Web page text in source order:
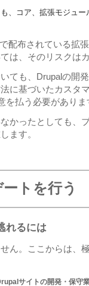
、コア、拡張モジュ
配布されている拡
は、そのリスクは
ても、Drupalの開
に基づいたカスタ
を払う必要がありま
かったとしても、
ます。
トを行う
れるには
ん。ここからは、
サイトの開発・保守